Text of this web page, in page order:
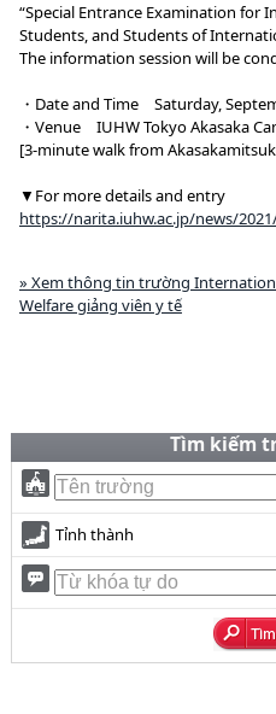
“Special Entrance Examination for
Students, and Students of
The information session will be
・Date and Time Saturday,
・Venue IUHW Tokyo Akasaka
[3-minute walk from
▼For more details and entry
https://narita.iuhw.ac.jp/news/
» Xem thông tin trường
Welfare giảng viên y tế
Tìm kiếm
Tỉnh thành